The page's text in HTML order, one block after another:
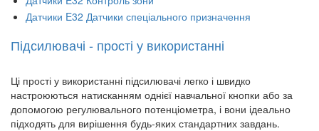
Датчики E32 Датчики спеціального призначення
Підсилювачі - прості у використанні
Ці прості у використанні підсилювачі легко і швидко
настроюються натисканням однієї навчальної кнопки або за
допомогою регулювального потенціометра, і вони ідеально
підходять для вирішення будь-яких стандартних завдань.